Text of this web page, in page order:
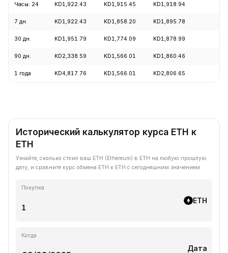
Часы: 24 KD1,922.43 KD1,915.45 KD1,918.94
7 дн. KD1,922.43 KD1,858.20 KD1,895.78
30 дн. KD1,951.79 KD1,774.09 KD1,878.99
90 дн. KD2,338.59 KD1,566.01 KD1,860.46
1 года KD4,817.76 KD1,566.01 KD2,806.65
Исторический калькулятор курса ETH к
ETH
Узнайте, сколько стоил ваш ETH (Ethereum) в ETH на любую прошлую
дату, и сравните курс обмена ETH к ETH с сегодняшним значением.
Покупка
ETH
Когда
Дата